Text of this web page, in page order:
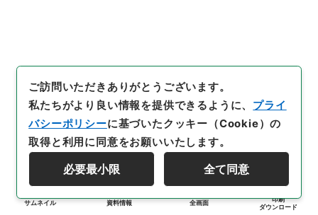
サムネイル 資料情報 全画面
印刷
ダウンロード
ご訪問いただきありがとうございます。
私たちがより良い情報を提供できるように、 プライ
バシーポリシーに基づいたクッキー（Cookie）の
取得と利用に同意をお願いいたします。
必要最小限 全て同意